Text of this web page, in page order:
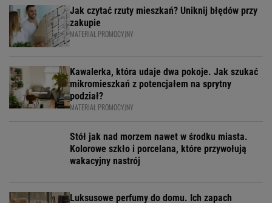
Jak czytać rzuty mieszkań? Uniknij błędów przy
zakupie
MATERIAŁ PROMOCYJNY
Kawalerka, która udaje dwa pokoje. Jak szukać
mikromieszkań z potencjałem na sprytny
podział?
MATERIAŁ PROMOCYJNY
Stół jak nad morzem nawet w środku miasta.
Kolorowe szkło i porcelana, które przywołują
wakacyjny nastrój
Luksusowe perfumy do domu. Ich zapach